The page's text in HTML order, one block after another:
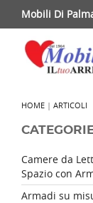
Mobili Di
HOME | ARTICOLI
Camere da
Spazio con
Armadi su